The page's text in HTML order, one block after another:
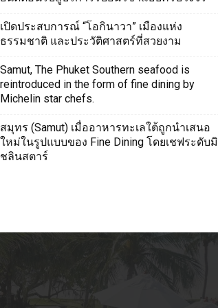
เปิดประสบการณ์ “โอกินาวา” เมืองแห่ง
ธรรมชาติ และประวัติศาสตร์ที่สวยงาม
Samut, The Phuket Southern seafood is
reintroduced in the form of fine dining by
Michelin star chefs.
สมุทร (Samut) เมื่ออาหารทะเลใต้ถูกนำเสนอ
ใหม่ในรูปแบบของ Fine Dining โดยเชฟระดับมิ
ชลินสตาร์